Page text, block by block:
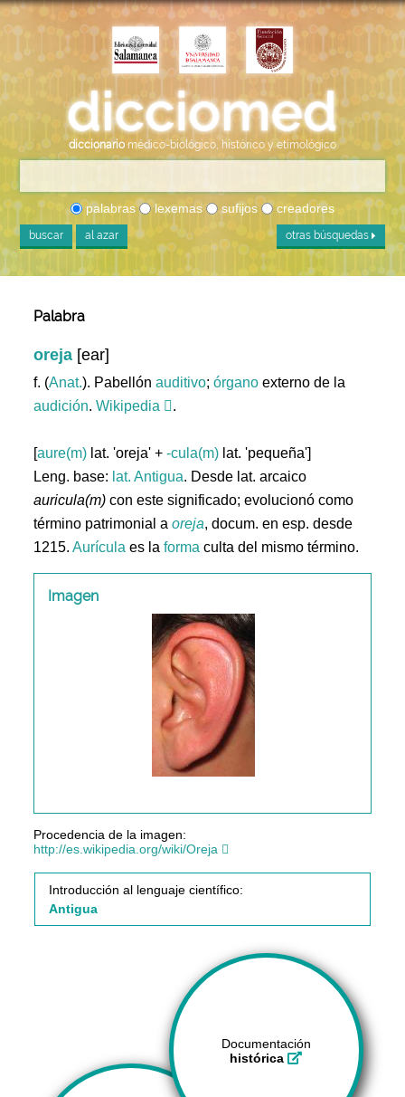
diccionario médico-biológico, histórico y etimológico
palabras lexemas sufijos creadores
buscar al azar otras búsquedas
Palabra
oreja [ear]
f. (Anat.). Pabellónauditivo;órgano externo de la
audición.Wikipedia .
[aure(m) lat. 'oreja' +-cula(m) lat. 'pequeña']
Leng. base: lat. Antigua. Desde lat. arcaico
auricula(m) con este significado; evolucionó como
término patrimonial aoreja, docum. en esp. desde
1215.Aurícula es laforma culta del mismo término.
Imagen
Procedencia de la imagen:
http://es.wikipedia.org/wiki/Oreja
Introducción al lenguaje científico:
Antigua
Documentación
histórica